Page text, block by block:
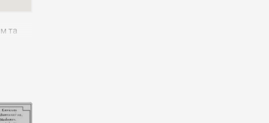
та